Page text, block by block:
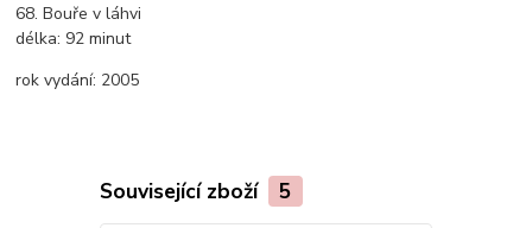
68. Bouře v láhvi
délka: 92 minut
rok vydání: 2005
Související zboží 5